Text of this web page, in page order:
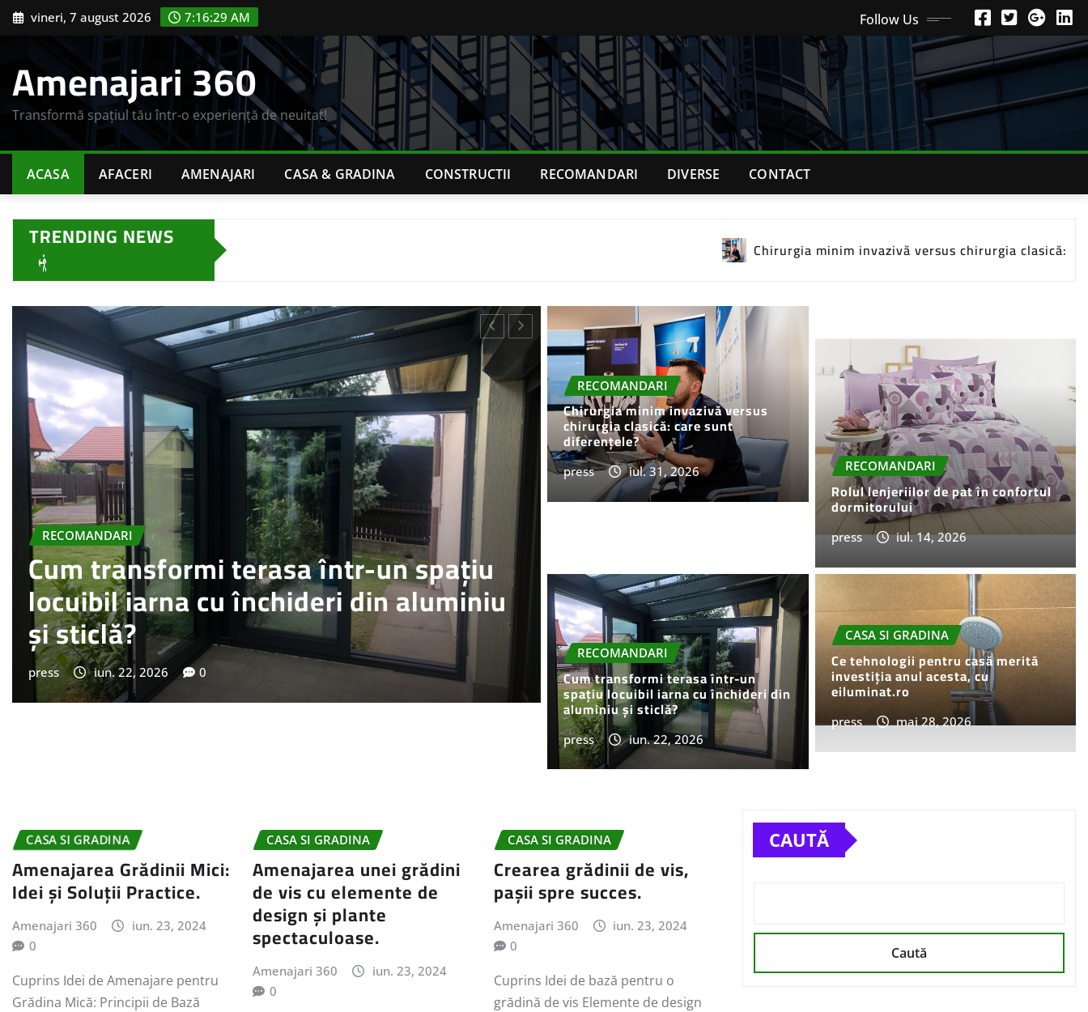
Skip vineri, 7 august 2026 7:16:31 AM Follow Us
Amenajari 360
Transformă spațiul tău într-o experiență de neuitat!
ACASA AFACERI AMENAJARI CASA & GRADINA CONSTRUCTII RECOMANDARI DIVERSE CONTACT
TRENDING NEWS Chirurgia minim invazivă versus chirurgia clasică: care sunt
CASA SI GRADINA
Ce tehnologii pentru casă merită
investiția anul acesta, cu eiluminat.ro
press mai 28, 2026
Cum alegi electrocasnice inteligente?
press mai 25, 2026 0
RECOMANDARI
Chirurgia minim invazivă versus
chirurgia clasică: care sunt
diferențele?
press iul. 31, 2026 RECOMANDARI
Rolul lenjeriilor de pat în confortul
dormitorului
press iul. 14, 2026
RECOMANDARI
Cum transformi terasa într-un
spațiu locuibil iarna cu închideri din
aluminiu și sticlă?
press iun. 22, 2026
CASA SI GRADINA
Ce tehnologii pentru casă merită
investiția anul acesta, cu
eiluminat.ro
press mai 28, 2026
CASA SI GRADINA
Amenajarea Grădinii Mici:
Idei și Soluții Practice.
Amenajari 360
iun. 23, 2024
0
Cuprins Idei de Amenajare pentru
Grădina Mică: Principii de Bază
CASA SI GRADINA
Amenajarea unei grădini
de vis cu elemente de
design și plante
spectaculoase.
Amenajari 360
iun. 23, 2024
0
CASA SI GRADINA
Crearea grădinii de vis,
pașii spre succes.
Amenajari 360
iun. 23, 2024
0
Cuprins Idei de bază pentru o
grădină de vis Elemente de design
CAUTĂ
Caută